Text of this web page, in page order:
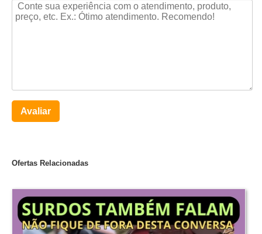
Avaliar
Ofertas Relacionadas